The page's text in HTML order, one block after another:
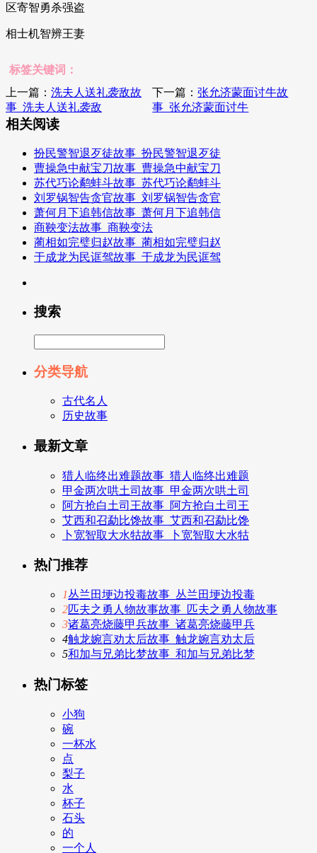
区寄智勇杀强盗
相士机智辨王妻
标签关键词：
上一篇： 洗夫人送礼袭敌故
事_洗夫人送礼袭敌
下一篇：张允济蒙面讨牛故
事_张允济蒙面讨牛
相关阅读
扮民警智退歹徒故事_扮民警智退歹徒
曹操急中献宝刀故事_曹操急中献宝刀
苏代巧论鹬蚌斗故事_苏代巧论鹬蚌斗
刘罗锅智告贪官故事_刘罗锅智告贪官
萧何月下追韩信故事_萧何月下追韩信
商鞅变法故事_商鞅变法
蔺相如完璧归赵故事_蔺相如完璧归赵
于成龙为民诓驾故事_于成龙为民诓驾
搜索
分类导航
古代名人
历史故事
最新文章
猎人临终出难题故事_猎人临终出难题
甲金两次哄土司故事_甲金两次哄土司
阿方抢白土司王故事_阿方抢白土司王
艾西和召勐比馋故事_艾西和召勐比馋
卜宽智取大水牯故事_卜宽智取大水牯
热门推荐
1丛兰田埂边投毒故事_丛兰田埂边投毒
2匹夫之勇人物故事故事_匹夫之勇人物故事
3诸葛亮烧藤甲兵故事_诸葛亮烧藤甲兵
4触龙婉言劝太后故事_触龙婉言劝太后
5和加与兄弟比梦故事_和加与兄弟比梦
热门标签
小狗
碗
一杯水
点
梨子
水
杯子
石头
的
一个人